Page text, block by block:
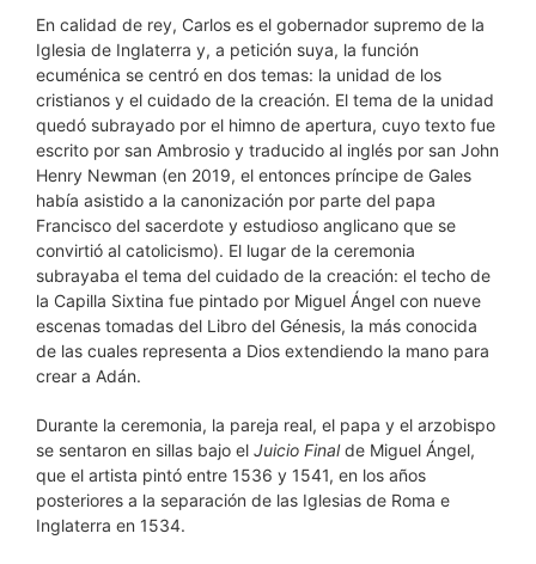
En calidad de rey, Carlos es el gobernador supremo de la
Iglesia de Inglaterra y, a petición suya, la función
ecuménica se centró en dos temas: la unidad de los
cristianos y el cuidado de la creación. El tema de la unidad
quedó subrayado por el himno de apertura, cuyo texto fue
escrito por san Ambrosio y traducido al inglés por san John
Henry Newman (en 2019, el entonces príncipe de Gales
había asistido a la canonización por parte del papa
Francisco del sacerdote y estudioso anglicano que se
convirtió al catolicismo). El lugar de la ceremonia
subrayaba el tema del cuidado de la creación: el techo de
la Capilla Sixtina fue pintado por Miguel Ángel con nueve
escenas tomadas del Libro del Génesis, la más conocida
de las cuales representa a Dios extendiendo la mano para
crear a Adán.
Durante la ceremonia, la pareja real, el papa y el arzobispo
se sentaron en sillas bajo el Juicio Finalde Miguel Ángel,
que el artista pintó entre 1536 y 1541, en los años
posteriores a la separación de las Iglesias de Roma e
Inglaterra en 1534.